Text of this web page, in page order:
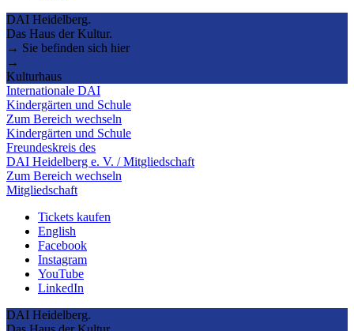
DAI Heidelberg.
Das Haus der Kultur.
→ Sie befinden sich hier
→
Kulturhaus
Internationale DAI
Kindergärten und Schule
Zum Bereich wechseln
Kindergärten und Schule
Freundeskreis des
DAI Heidelberg e. V. / Mitgliedschaft
Zum Bereich wechseln
Mitgliedschaft
Tickets kaufen
English
Facebook
Instagram
YouTube
LinkedIn
DAI Heidelberg.